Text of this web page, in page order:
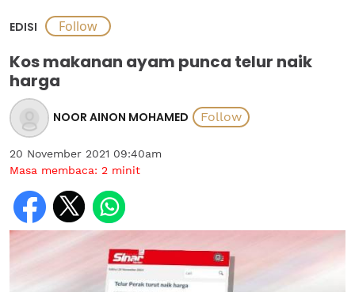
EDISI
Kos makanan ayam punca telur naik
harga
NOOR AINON MOHAMED
20 November 2021 09:40am
Masa membaca: 2 minit